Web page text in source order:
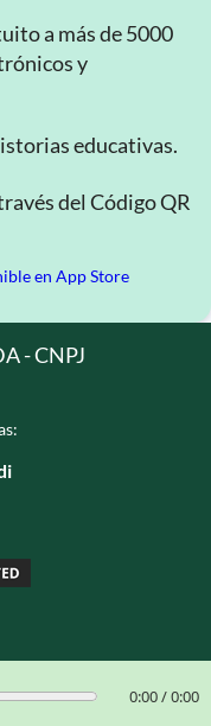
0:00 / 0:00
a más de 5000
y
educativas.
del Código QR
- CNPJ